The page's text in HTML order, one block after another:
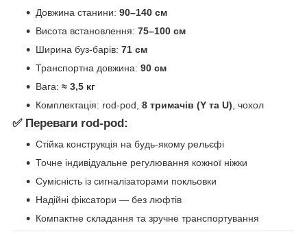
Довжина станини: 90–140 см
Висота встановлення: 75–100 см
Ширина буз-барів: 71 см
Транспортна довжина: 90 см
Вага: ≈ 3,5 кг
Комплектація: rod-pod, 8 тримачів (Y та U) , чохол
✅ Переваги rod-pod:
Стійка конструкція на будь-якому рельєфі
Точне індивідуальне регулювання кожної ніжки
Сумісність із сигналізаторами покльовки
Надійні фіксатори — без люфтів
Компактне складання та зручне транспортування